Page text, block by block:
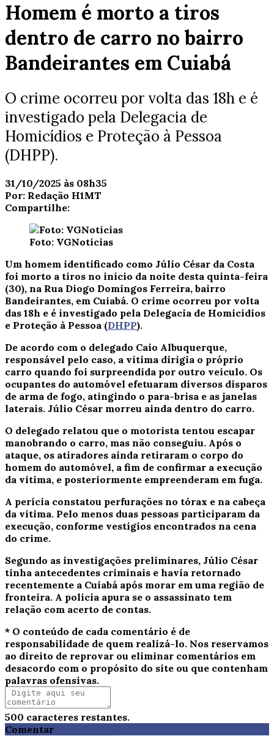
Homem é morto a tiros
dentro de carro no bairro
Bandeirantes em Cuiabá
O crime ocorreu por volta das 18h e é
investigado pela Delegacia de
Homicídios e Proteção à Pessoa
(DHPP).
31/10/2025 às 08h35
Por: Redação H1MT
Compartilhe:
Foto: VGNotícias
Um homem identificado como Júlio César da Costa
foi morto a tiros no início da noite desta quinta-feira
(30), na Rua Diogo Domingos Ferreira, bairro
Bandeirantes, em Cuiabá. O crime ocorreu por volta
das 18h e é investigado pela Delegacia de Homicídios
e Proteção à Pessoa (DHPP).
De acordo com o delegado Caio Albuquerque,
responsável pelo caso, a vítima dirigia o próprio
carro quando foi surpreendida por outro veículo. Os
ocupantes do automóvel efetuaram diversos disparos
de arma de fogo, atingindo o para-brisa e as janelas
laterais. Júlio César morreu ainda dentro do carro.
O delegado relatou que o motorista tentou escapar
manobrando o carro, mas não conseguiu. Após o
ataque, os atiradores ainda retiraram o corpo do
homem do automóvel, a fim de confirmar a execução
da vítima, e posteriormente empreenderam em fuga.
A perícia constatou perfurações no tórax e na cabeça
da vítima. Pelo menos duas pessoas participaram da
execução, conforme vestígios encontrados na cena
do crime.
Segundo as investigações preliminares, Júlio César
tinha antecedentes criminais e havia retornado
recentemente a Cuiabá após morar em uma região de
fronteira. A polícia apura se o assassinato tem
relação com acerto de contas.
* O conteúdo de cada comentário é de
responsabilidade de quem realizá-lo. Nos reservamos
ao direito de reprovar ou eliminar comentários em
desacordo com o propósito do site ou que contenham
palavras ofensivas.
500 caracteres restantes.
Comentar